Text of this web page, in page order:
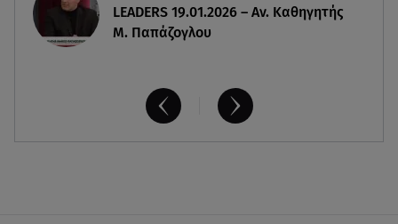
LEADERS 19.01.2026 – Αν. Καθηγητής
Μ. Παπάζογλου